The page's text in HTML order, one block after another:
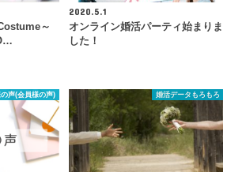
～
2020.5.1
オンライン婚活パーティ始まりま
した！
の声(会員様の声) 婚活データもろもろ